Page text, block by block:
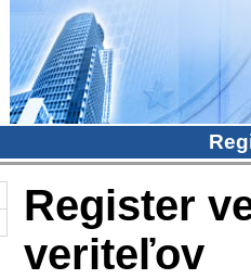
Register
veriteľov